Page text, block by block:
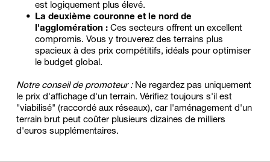
est logiquement plus élevé.
La deuxième couronne et le nord de
l'agglomération : Ces secteurs offrent un excellent
compromis. Vous y trouverez des terrains plus
spacieux à des prix compétitifs, idéals pour optimiser
le budget global.
Notre conseil de promoteur : Ne regardez pas uniquement
le prix d'affichage d'un terrain. Vérifiez toujours s'il est
"viabilisé" (raccordé aux réseaux), car l'aménagement d'un
terrain brut peut coûter plusieurs dizaines de milliers
d'euros supplémentaires.